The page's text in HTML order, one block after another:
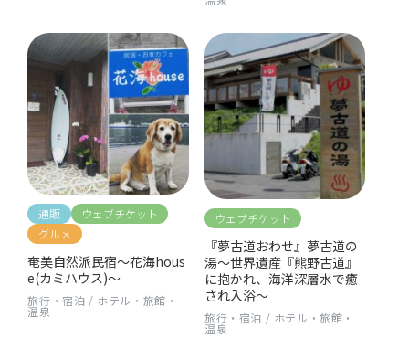
通販
ウェブチケット
グルメ
奄美自然派民宿〜花海hous
e(カミハウス)〜
旅行・宿泊 / ホテル・旅館・
温泉
ウェブチケット
『夢古道おわせ』夢古道の
湯〜世界遺産『熊野古道』
に抱かれ、海洋深層水で癒
され入浴〜
旅行・宿泊 / ホテル・旅館・
温泉